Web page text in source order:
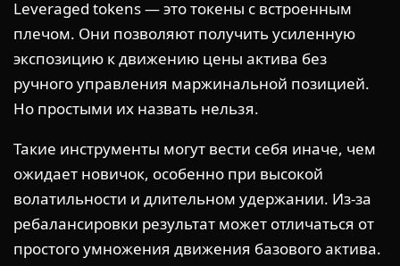
Leveraged tokens — это токены с встроенным
плечом. Они позволяют получить усиленную
экспозицию к движению цены актива без
ручного управления маржинальной позицией.
Но простыми их назвать нельзя.
Такие инструменты могут вести себя иначе, чем
ожидает новичок, особенно при высокой
волатильности и длительном удержании. Из-за
ребалансировки результат может отличаться от
простого умножения движения базового актива.